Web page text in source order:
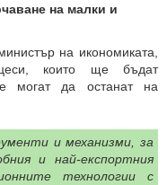
на малки и
на икономиката,
които ще бъдат
могат да останат на
и механизми, за
и най-експортния
технологии с